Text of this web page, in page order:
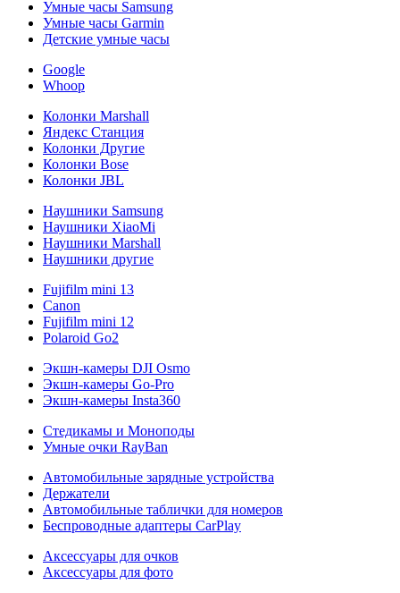
Умные часы Samsung
Умные часы Garmin
Детские умные часы
Google
Whoop
Колонки Marshall
Яндекс Станция
Колонки Другие
Колонки Bose
Колонки JBL
Наушники Samsung
Наушники XiaoMi
Наушники Marshall
Наушники другие
Fujifilm mini 13
Canon
Fujifilm mini 12
Polaroid Go2
Экшн-камеры DJI Osmo
Экшн-камеры Go-Pro
Экшн-камеры Insta360
Стедикамы и Моноподы
Умные очки RayBan
Автомобильные зарядные устройства
Держатели
Автомобильные таблички для номеров
Беспроводные адаптеры CarPlay
Аксессуары для очков
Аксессуары для фото